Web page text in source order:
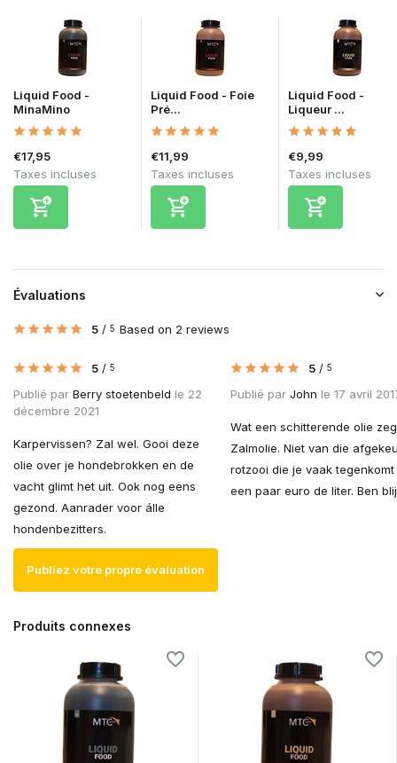
Liquid Food -
MinaMino
€17,95
Taxes incluses
Liquid Food - Foie
Pré...
€11,99
Taxes incluses
Liquid Food -
Liqueur ...
€9,99
Taxes incluses
Évaluations
5 / 5 Based on 2 reviews
5 / 5
Publié par Berry stoetenbeld le 22
décembre 2021
Karpervissen? Zal wel. Gooi deze
olie over je hondebrokken en de
vacht glimt het uit. Ook nog eens
gezond. Aanrader voor álle
hondenbezitters.
5 / 5
Publié par John le 17 avril
Wat een schitterende olie
Zalmolie. Niet van die
rotzooi die je vaak
een paar euro de liter. Ben
Publiez votre propre évaluation
Produits connexes